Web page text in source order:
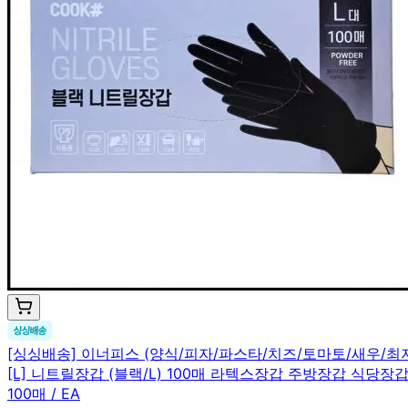
[싱싱배송] 이너피스 (양식/피자/파스타/치즈/토마토/새우/최
[L] 니트릴장갑 (블랙/L) 100매 라텍스장갑 주방장갑 식당장갑
100매 / EA